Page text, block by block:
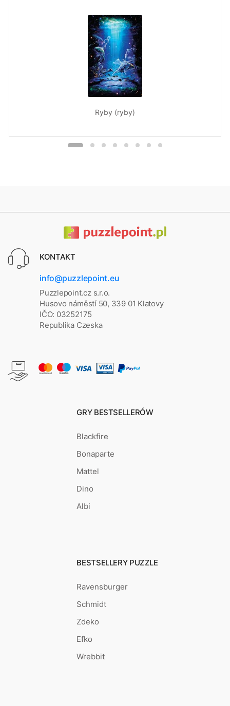
Ryby (ryby)
KONTAKT
info@puzzlepoint.eu
Puzzlepoint.cz s.r.o.
Husovo náměstí 50, 339 01 Klatovy
IČO: 03252175
Republika Czeska
GRY BESTSELLERÓW
Blackfire
Bonaparte
Mattel
Dino
Albi
BESTSELLERY PUZZLE
Ravensburger
Schmidt
Zdeko
Efko
Wrebbit